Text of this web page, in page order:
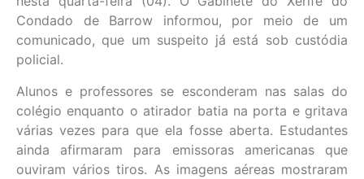
Condado de Barrow informou, por meio de um
comunicado, que um suspeito já está sob custódia
policial.
Alunos e professores se esconderam nas salas do
colégio enquanto o atirador batia na porta e gritava
várias vezes para que ela fosse aberta. Estudantes
ainda afirmaram para emissoras americanas que
ouviram vários tiros. As imagens aéreas mostraram